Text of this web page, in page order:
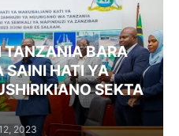
BARA
SAINI HATI YA
SEKTA
2023